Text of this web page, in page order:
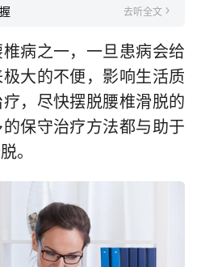
去听全文
病之一，一旦患病会给
大的不便，影响生活质
，尽快摆脱腰椎滑脱的
保守治疗方法都与助于
。